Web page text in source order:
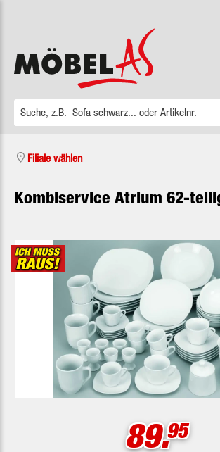
Filiale wählen
Kombiservice Atrium 62-
Bildergalerie überspringen
89.95